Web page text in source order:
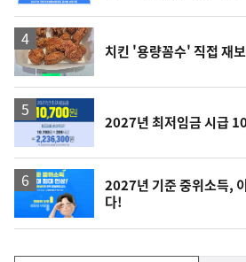
치킨 '용량꼼수' 직접 재
2027년 최저임금 시급
2027년 기준 중위소득,
다!